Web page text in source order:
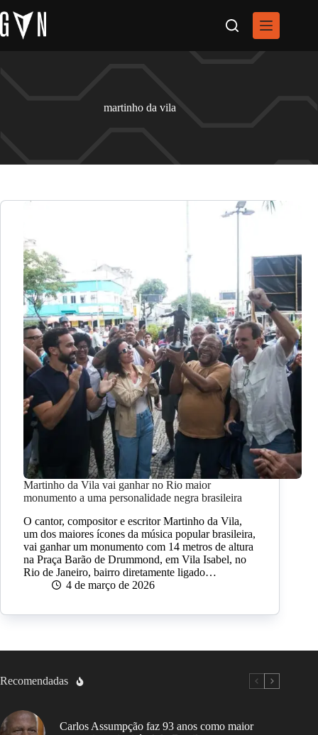
para
o
conteúdo
martinho da vila
Martinho da Vila vai ganhar no Rio maior
monumento a uma personalidade negra brasileira
O cantor, compositor e escritor Martinho da Vila,
um dos maiores ícones da música popular brasileira,
vai ganhar um monumento com 14 metros de altura
na Praça Barão de Drummond, em Vila Isabel, no
Rio de Janeiro, bairro diretamente ligado…
4 de março de 2026
Recomendadas
Carlos Assumpção faz 93 anos como maior